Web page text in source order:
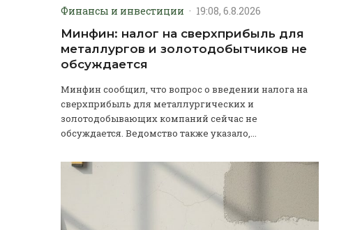
Финансы и инвестиции · 19:08, 6.8.2026
Минфин: налог на сверхприбыль для
металлургов и золотодобытчиков не
обсуждается
Минфин сообщил, что вопрос о введении налога на
сверхприбыль для металлургических и
золотодобывающих компаний сейчас не
обсуждается. Ведомство также указало,...